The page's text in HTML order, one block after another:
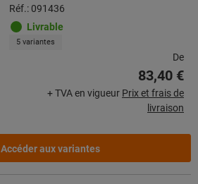
Réf.: 091436
Livrable
5 variantes
De
83,40 €
+ TVA en vigueur Prix et frais de
livraison
Accéder aux variantes